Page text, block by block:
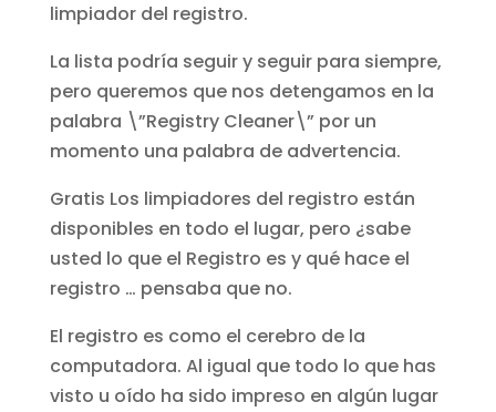
limpiador del registro.
La lista podría seguir y seguir para siempre,
pero queremos que nos detengamos en la
palabra \”Registry Cleaner\” por un
momento una palabra de advertencia.
Gratis Los limpiadores del registro están
disponibles en todo el lugar, pero ¿sabe
usted lo que el Registro es y qué hace el
registro … pensaba que no.
El registro es como el cerebro de la
computadora. Al igual que todo lo que has
visto u oído ha sido impreso en algún lugar